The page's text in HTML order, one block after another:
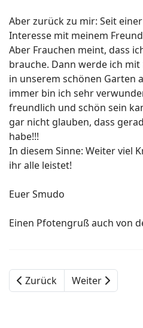
Aber zurück zu mir: Seit
Interesse mit meinem
Aber Frauchen meint, dass
brauche. Dann werde ich
in unserem schönen Garten
immer bin ich sehr
freundlich und schön sein
gar nicht glauben, dass
habe!!!
In diesem Sinne: Weiter viel
ihr alle leistet!
Euer Smudo
Einen Pfotengruß auch von
Zurück Weiter